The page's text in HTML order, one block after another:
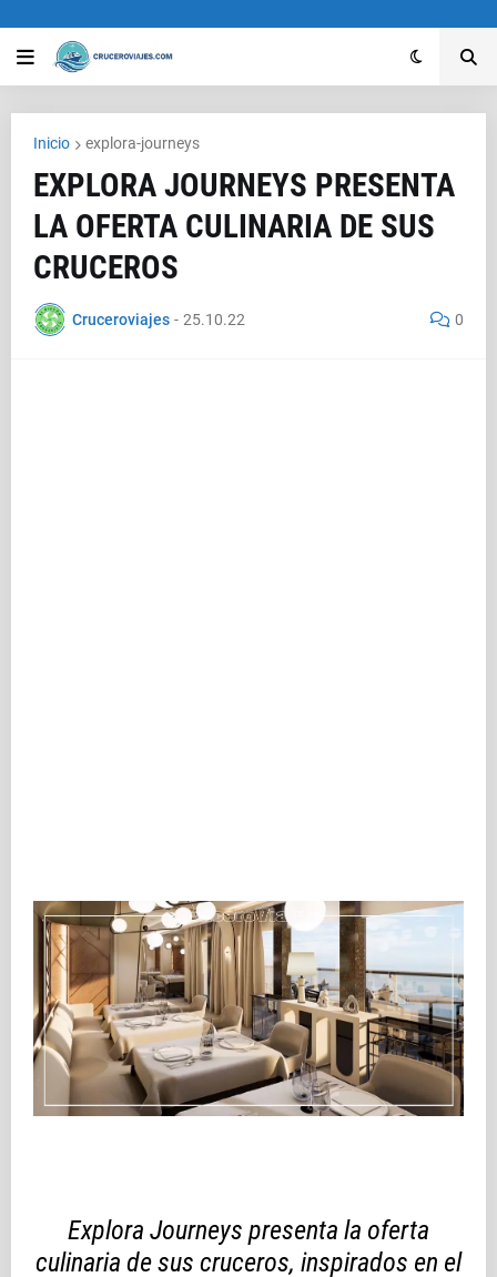
Inicio explora-journeys
EXPLORA JOURNEYS PRESENTA
LA OFERTA CULINARIA DE SUS
CRUCEROS
Cruceroviajes - 25.10.22 0
Explora Journeys presenta la oferta
culinaria de sus cruceros, inspirados en el